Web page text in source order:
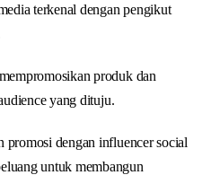
terkenal dengan pengikut
produk dan
yang dituju.
promosi dengan influencer social
untuk membangun